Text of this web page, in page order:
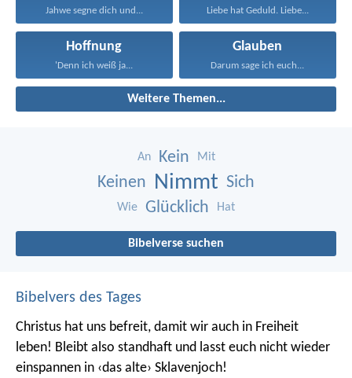
Jahwe segne dich und... Liebe hat Geduld. Liebe...
Hoffnung
'Denn ich weiß ja...
Glauben
Darum sage ich euch...
Weitere Themen...
An Kein Mit
Keinen Nimmt Sich
Wie Glücklich Hat
Bibelverse suchen
Bibelvers des Tages
Christus hat uns befreit, damit wir auch in Freiheit
leben! Bleibt also standhaft und lasst euch nicht wieder
einspannen in ‹das alte› Sklavenjoch!